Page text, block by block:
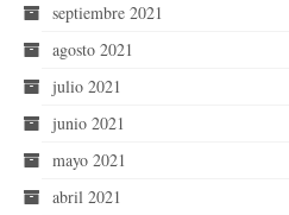
septiembre 2021
agosto 2021
julio 2021
junio 2021
mayo 2021
abril 2021